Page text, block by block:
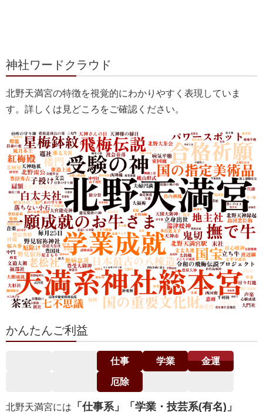
神社ワードクラウド
北野天満宮の特徴を視覚的にわかりやすく表現していま
す。詳しくは見どころをご確認ください。
かんたんご利益
仕事 学業 金運
厄除
北野天満宮には
「仕事系」「学業・技芸系(有名)」